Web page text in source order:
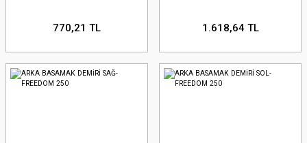
770,21 TL 1.618,64 TL